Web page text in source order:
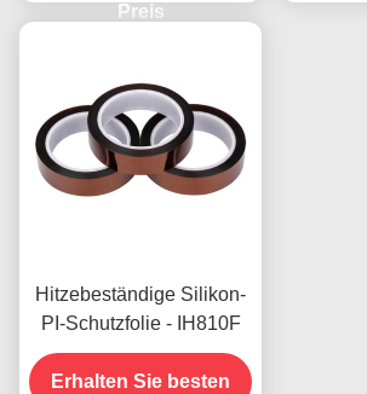
Preis
Hitzebeständige Silikon-
PI-Schutzfolie - IH810F
Erhalten Sie besten